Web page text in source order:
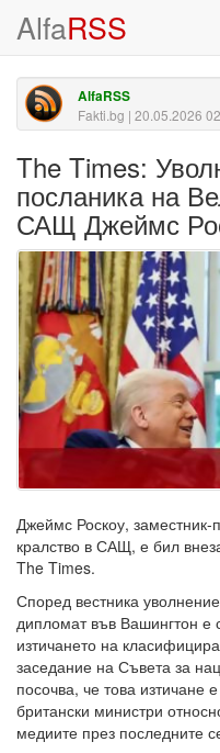
AlfaRSS
AlfaRSS
Fakti.bg | 20.05.2026
The Times:
посланика на
САЩ Джеймс
Джеймс Роскоу,
кралство в САЩ, е бил
The Times.
Според вестника
дипломат във Вашингтон е
изтичането на
заседание на Съвета за
посочва, че това изтичане
британски министри
медиите през последните